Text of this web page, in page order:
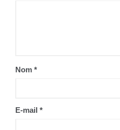
Nom *
E-mail *